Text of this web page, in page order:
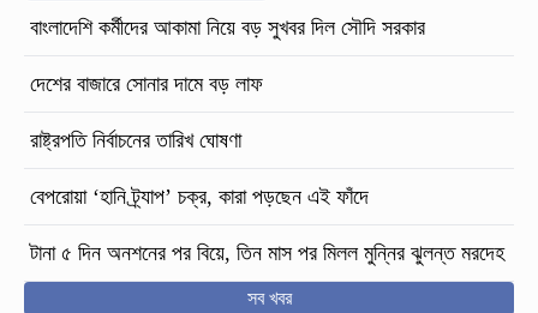
বাংলাদেশি কর্মীদের আকামা নিয়ে বড় সুখবর দিল সৌদি সরকার
দেশের বাজারে সোনার দামে বড় লাফ
রাষ্ট্রপতি নির্বাচনের তারিখ ঘোষণা
বেপরোয়া ‘হানি ট্র্যাপ’ চক্র, কারা পড়ছেন এই ফাঁদে
টানা ৫ দিন অনশনের পর বিয়ে, তিন মাস পর মিলল মুন্নির ঝুলন্ত মরদেহ
সব খবর